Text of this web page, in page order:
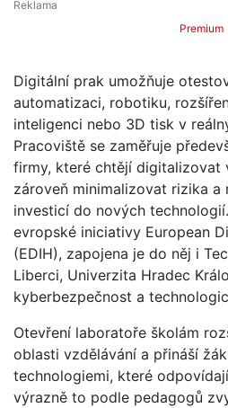
Premium
Digitální prak umožňuje
automatizaci, robotiku,
inteligenci nebo 3D tisk v
Pracoviště se zaměřuje
firmy, které chtějí digitalizovat
zároveň minimalizovat rizika a
investicí do nových
evropské iniciativy European
(EDIH), zapojena je do něj i
Liberci, Univerzita Hradec
kyberbezpečnost a
Otevření laboratoře školám
oblasti vzdělávání a přináší
technologiemi, které
výrazně to podle pedagogů